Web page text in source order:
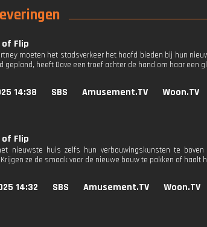
Flip
moeten het stadsverkeer het hoofd bieden bij hun
gepland, heeft Dave een troef achter de hand om haar een
14:38 SBS Amusement.TV Woon.TV
Flip
nieuwste huis zelfs hun verbouwingskunsten te
ze de smaak voor de nieuwe bouw te pakken of haalt
14:32 SBS Amusement.TV Woon.TV